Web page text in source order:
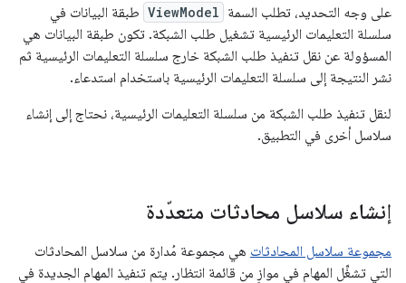
على وجه التحديد، تطلب السمة ViewModel طبقة البيانات في
سلسلة التعليمات الرئيسية تشغيل طلب الشبكة. تكون طبقة البيانات هي
المسؤولة عن نقل تنفيذ طلب الشبكة خارج سلسلة التعليمات الرئيسية ثم
نشر النتيجة إلى سلسلة التعليمات الرئيسية باستخدام استدعاء.
لنقل تنفيذ طلب الشبكة من سلسلة التعليمات الرئيسية، نحتاج إلى إنشاء
سلاسل أخرى في التطبيق.
إنشاء سلاسل محادثات متعدّدة
مجموعة سلاسل المحادثات هي مجموعة مُدارة من سلاسل المحادثات
التي تشغِّل المهام في موازٍ من قائمة انتظار. يتم تنفيذ المهام الجديدة في